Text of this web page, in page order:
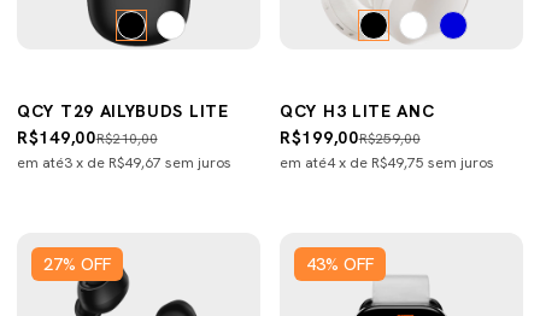
QCY T29 AILYBUDS LITE
R$210,00
R$149,00
em até3x de R$49,67 sem juros
QCY H3 LITE ANC
R$259,00
R$199,00
em até4x de R$49,75 sem juros
27% OFF 43% OFF